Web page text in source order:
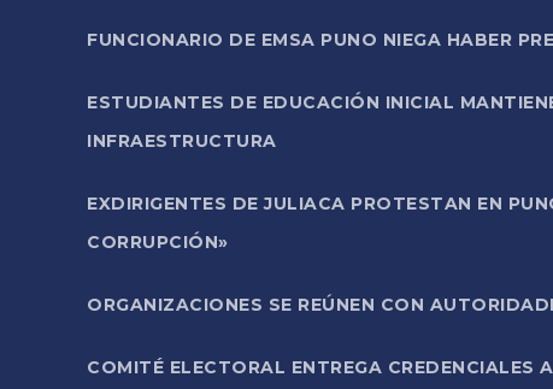
FUNCIONARIO DE EMSA PUNO NIEGA HABER
ESTUDIANTES DE EDUCACIÓN INICIAL
INFRAESTRUCTURA
EXDIRIGENTES DE JULIACA PROTESTAN EN
CORRUPCIÓN»
ORGANIZACIONES SE REÚNEN CON
COMITÉ ELECTORAL ENTREGA CREDENCIALES